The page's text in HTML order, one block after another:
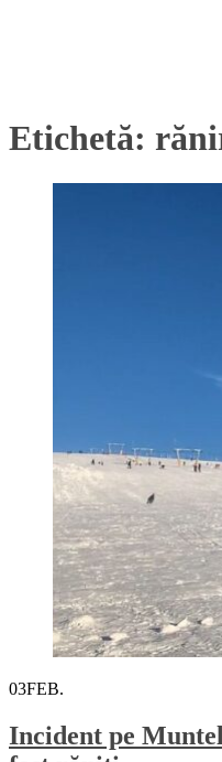
Etichetă:
03FEB.
Incident pe